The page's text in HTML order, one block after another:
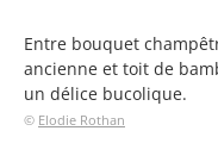
Entre bouquet
ancienne et toit de
un délice bucolique.
© Elodie Rothan